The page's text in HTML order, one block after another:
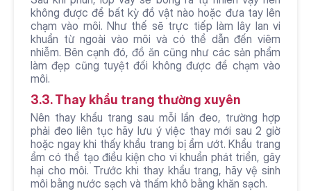
không được để bất kỳ đồ vật nào hoặc đưa tay lên
chạm vào môi. Như thế sẽ trực tiếp làm lây lan vi
khuẩn từ ngoài vào môi và có thể dẫn đến viêm
nhiễm. Bên cạnh đó, đồ ăn cũng như các sản phẩm
làm đẹp cũng tuyệt đối không được để chạm vào
môi.
3.3. Thay khẩu trang thường xuyên
Nên thay khẩu trang sau mỗi lần đeo, trường hợp
phải đeo liên tục hãy lưu ý việc thay mới sau 2 giờ
hoặc ngay khi thấy khẩu trang bị ẩm ướt. Khẩu trang
ẩm có thể tạo điều kiện cho vi khuẩn phát triển, gây
hại cho môi. Trước khi thay khẩu trang, hãy vệ sinh
môi bằng nước sạch và thấm khô bằng khăn sạch.